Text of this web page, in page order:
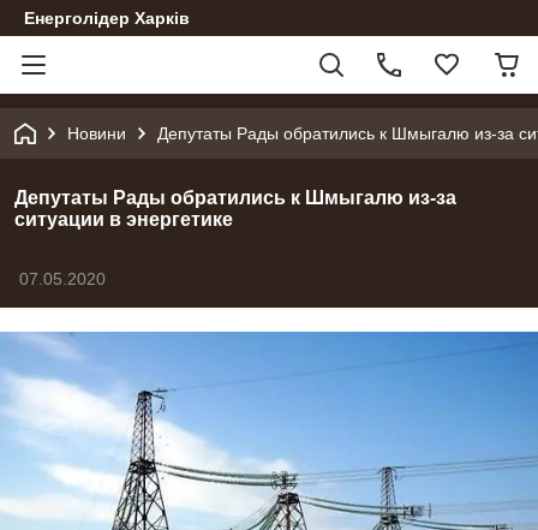
Енерголідер Харків
Новини Депутаты Рады обратились к Шмыгалю из-за
Депутаты Рады обратились к Шмыгалю из-за
ситуации в энергетике
07.05.2020